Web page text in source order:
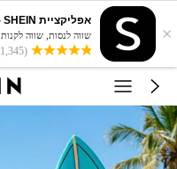
×
אפליקציית SHEIN - מוכן, הכן, סטייל!
שווה לנסות, שווה לקנות
(1,345)